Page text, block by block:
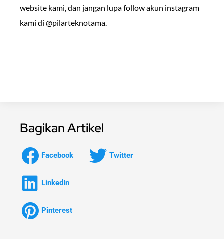
website kami, dan jangan lupa follow akun instagram
kami di @pilarteknotama.
Bagikan Artikel
Facebook Twitter
LinkedIn
Pinterest